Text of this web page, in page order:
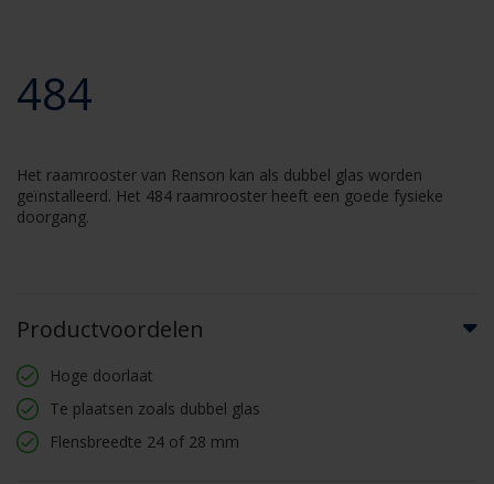
484
Het raamrooster van Renson kan als dubbel glas worden
geïnstalleerd. Het 484 raamrooster heeft een goede fysieke
doorgang.
Productvoordelen
Hoge doorlaat
Te plaatsen zoals dubbel glas
Flensbreedte 24 of 28 mm